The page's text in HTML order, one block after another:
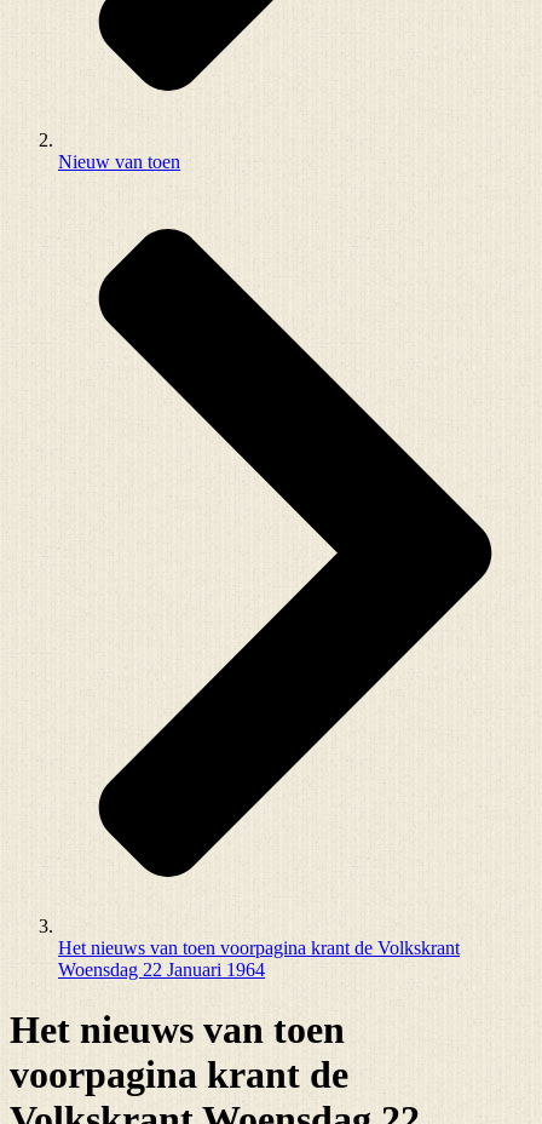
Nieuw van toen
Het nieuws van toen voorpagina krant de Volkskrant
Woensdag 22 Januari 1964
Het nieuws van toen
voorpagina krant de